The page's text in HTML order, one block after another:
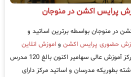
پرایس اکشن در منوجان
در منوجان بواسطه برترین اساتید و
حضوری پرایس اکشن و اموزش انلاین
برگزار میشود ، مرکز آموزش عالی سهامیر اکنون بالغ 120 مدرس
بطوریکه مدرسان و اساتید مرکز دارای